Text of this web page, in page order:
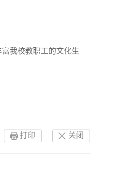
我校教职工的文化生
关闭
打印